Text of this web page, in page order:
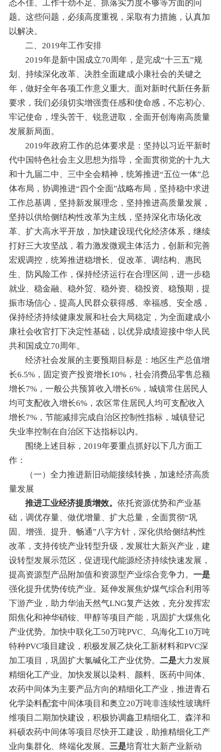
态不佳、工作干劲不足、抓落实力度不够等方面的问
题。 这些问题，必须高度重视，采取有力措施，认真加
以解决。
二、2019年工作安排
2019年是新中国成立70周年，是完成“十三五”规
划 、 持续深化改革、决胜全面建成小康社会的关键之
年，做好全年各项工作意义重大。面对新时代新任务新
要求 ，我们必须切实增强责任感和使命感，不忘初心、
牢记使命，埋头苦干、锐意进取，全面开创 海南高质量
发展新局面。
2019年政府工作的总体要求是： 坚持以习近平新时
代中国特色社会主义思想为指导， 全面贯彻党的十九大
和十九届二中、三中全会精神，统筹推进“五位一体”总
体布局，协调推进“四个全面”战略布局，坚持稳中求进
工作总基调，坚持新发展理念，坚持推进高质量发展，
坚持以供给侧结构性改革为主线，坚持深化市场化改
革、扩大高水平开放，加快建设现代化经济体系，继续
打好三大攻坚战，着力激发微观主体活力， 创新和完善
宏观调控， 统筹推进稳增长、促改革、调结构、惠民
生、防风险工作，保持经济运行在合理区间，进一步稳
就业、稳金融、稳外贸、 稳外资、 稳投资、稳预期，提
振市场信心，提高人民群众获得感、幸福感、安全感，
保持经济持续健康发展和社会大局稳定，为全面建成小
康社会收官打下决定性基础，以优异成绩迎接中华人民
共和国成立70周年。
经济社会发展的主要预期目标是：地区生产总值增
长6.5%，固定资产投资增长10%，社会消费品零售总额
增长7%，一般公共预算收入增长6%，城镇常住居民人
均可支配收入增长6%，农区常住居民人均可支配收入
增长7%，节能减排完成自治区控制性指标，城镇登记
失业率控制在自治区下达指标以内。
围绕上述目标，2019年要重点抓好以下几方面工
作：
（一）全力推进新旧动能接续转换，加速经济高质
量发展
推进工业经济提质增效。依托资源优势和产业基
础，调优存量、做优增量、扩大总量， 全面贯彻“巩
固、增强、提升、畅通”八字方针， 深化供给侧结构性
改革， 支持传统产业转型升级 ， 发展壮大新兴产业 ，建
设转型发展示范区， 促进现代能源经济持续快速发展 ，
提高资源型产品附加值和资源型产业综合竞争力。 一是
强化提升优势传统产业。 延伸发展焦炉煤气综合利用等
下游产业， 助力华油天然气LNG复产达效， 充分发挥宏
阳焦化和神华硝铵、 甲醇等项目产能， 巩固扩大煤焦化
产业优势。 加快中联化工50万吨PVC、乌海化工10万吨
特种PVC项目建设， 积极发展乙炔化工新材料和PVC深
加工项目， 巩固扩大氯碱化工产业优势。 二是大力发展
精细化工产业。 加快发展以染料、颜料、医药中间体、
农药中间体为主要产品方向的精细化工产业， 推进青石
化学染料配套中间体项目和奥立20万吨非连续性玻璃纤
维项目 二期加快建设，积极协调鑫卫精细化工、 森洋和
科硕农药中间体等项目尽快开工建设， 助推精细化工产
业向集群化、终端化发展。 三是培育壮大新产业新动